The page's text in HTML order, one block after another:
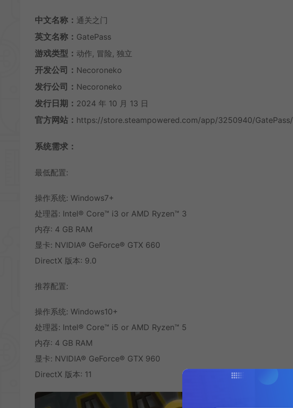
中文名称： 通关之门
英文名称： GatePass
游戏类型： 动作, 冒险, 独立
开发公司： Necoroneko
发行公司： Necoroneko
发行日期： 2024 年 10 月 13 日
官方网站： https://store.steampowered.com/app/3250940/GatePass/
系统需求：
最低配置:
操作系统: Windows7+
处理器: Intel® Core™ i3 or AMD Ryzen™ 3
内存: 4 GB RAM
显卡: NVIDIA® GeForce® GTX 660
DirectX 版本: 9.0
推荐配置:
操作系统: Windows10+
处理器: Intel® Core™ i5 or AMD Ryzen™ 5
内存: 4 GB RAM
显卡: NVIDIA® GeForce® GTX 960
DirectX 版本: 11